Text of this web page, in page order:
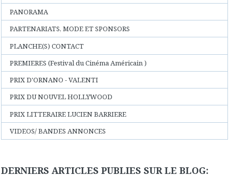
PANORAMA
PARTENARIATS, MODE ET SPONSORS
PLANCHE(S) CONTACT
PREMIERES (Festival du Cinéma Américain )
PRIX D'ORNANO - VALENTI
PRIX DU NOUVEL HOLLYWOOD
PRIX LITTERAIRE LUCIEN BARRIERE
VIDEOS/ BANDES ANNONCES
DERNIERS ARTICLES PUBLIES SUR LE BLOG: